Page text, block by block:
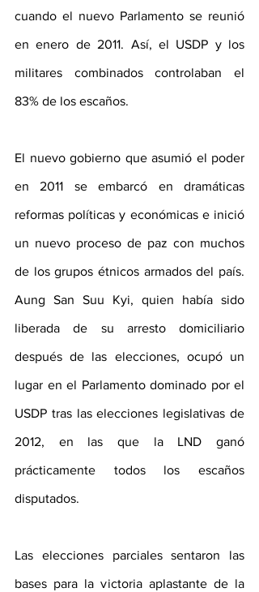
cuando el nuevo Parlamento se reunió
en enero de 2011. Así, el USDP y los
militares combinados controlaban el
83% de los escaños.
El nuevo gobierno que asumió el poder
en 2011 se embarcó en dramáticas
reformas políticas y económicas e inició
un nuevo proceso de paz con muchos
de los grupos étnicos armados del país.
Aung San Suu Kyi, quien había sido
liberada de su arresto domiciliario
después de las elecciones, ocupó un
lugar en el Parlamento dominado por el
USDP tras las elecciones legislativas de
2012, en las que la LND ganó
prácticamente todos los escaños
disputados.
Las elecciones parciales sentaron las
bases para la victoria aplastante de la